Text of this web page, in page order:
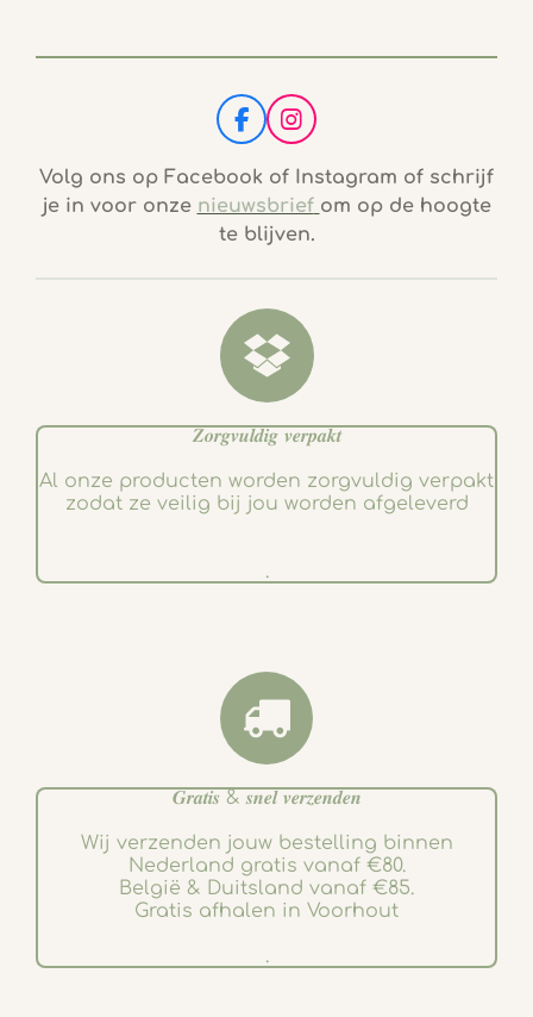
F
a
c
b
o
k
I
n
s
t
a
g
a
Volg ons op Facebook of Instagram of schrijf
je in voor onze nieuwsbrief om op de hoogte
te blijven.
𝒁𝒐𝒓𝒈𝒗𝒖𝒍𝒅𝒊𝒈 𝒗𝒆𝒓𝒑𝒂𝒌𝒕
Al onze producten worden zorgvuldig verpakt
zodat ze veilig bij jou worden afgeleverd
.
𝑮𝒓𝒂𝒕𝒊𝒔 & 𝒔𝒏𝒆𝒍 𝒗𝒆𝒓𝒛𝒆𝒏𝒅𝒆𝒏
Wij verzenden jouw bestelling binnen
Nederland gratis vanaf €80.
België & Duitsland vanaf €85.
Gratis afhalen in Voorhout
.